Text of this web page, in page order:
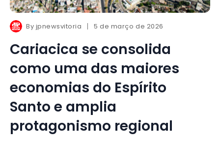
By jpnewsvitoria 5 de março de 2026
Cariacica se consolida
como uma das maiores
economias do Espírito
Santo e amplia
protagonismo regional